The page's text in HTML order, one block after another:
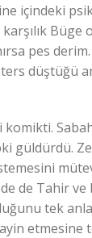
içindeki
Büge
pes derim.
düştüğü
güldürdü.
de Tahir ve
tek
etmesine